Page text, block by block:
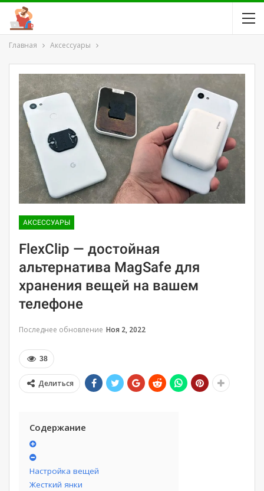
Главная Аксессуары
АКСЕССУАРЫ
FlexClip — достойная
альтернатива MagSafe для
хранения вещей на вашем
телефоне
Последнее обновление Ноя 2, 2022
38
Делиться
Содержание
Настройка вещей
Жесткий янки